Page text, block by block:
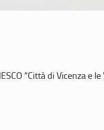
“Città di Vicenza e